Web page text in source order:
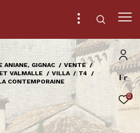
Fr
0
ANIANE, GIGNAC
VENTE
VALMALLE VILLA
T4
CONTEMPORAINE
recherche
qui correspond à vos